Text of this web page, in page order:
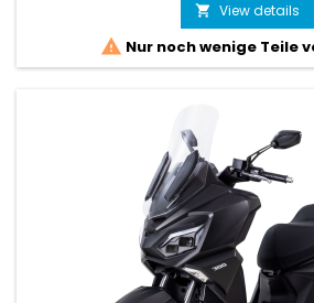
 View details
 Nur noch wenige Teile